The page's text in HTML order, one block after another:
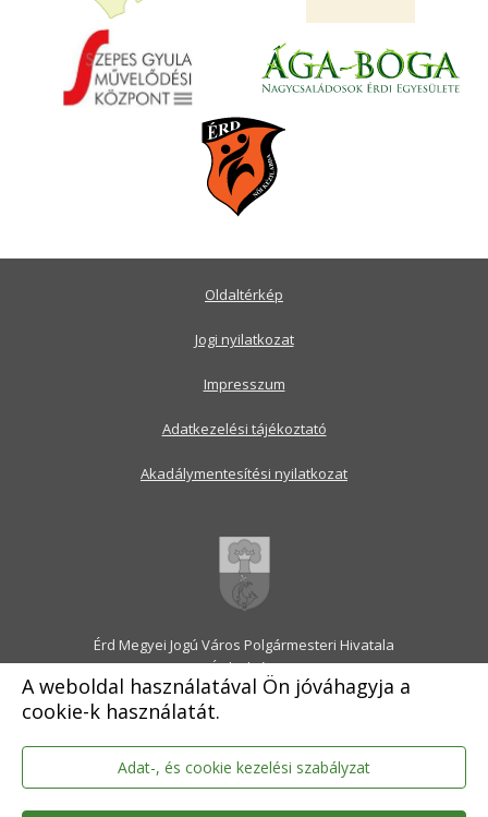
A weboldal használatával Ön jóváhagyja a
cookie-k használatát.
Adat-, és cookie kezelési szabályzat
Érd Megyei Jogú Város Polgármesteri Hivatala
2030 Érd, Alsó utca 1.
Levélcím: 2031 Érd, Pf.: 31
E-mail:onkormanyzat@erd.hu
Telefonközpont:06-23-522-300
Ügyfélszolgálat:06-23-522-301
Hivatali Kapu: ERDPH
KRID szám: 707189964
Oldaltérkép
Jogi nyilatkozat
Impresszum
Adatkezelési tájékoztató
Akadálymentesítési nyilatkozat